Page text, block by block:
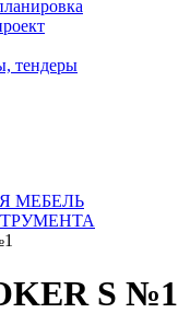
тендеры
МЕБЕЛЬ
S №1